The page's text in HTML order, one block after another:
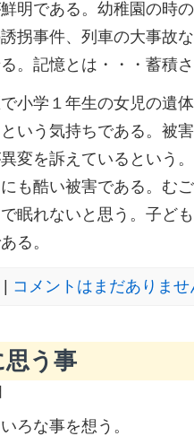
明である。幼稚園の時
拐事件、列車の大事故
。記憶とは・・・蓄積
小学１年生の女児の遺
いう気持ちである。被
変を訴えているという
も酷い被害である。む
眠れないと思う。子ど
る。
コメントはまだありませ
思う事
ろな事を想う。